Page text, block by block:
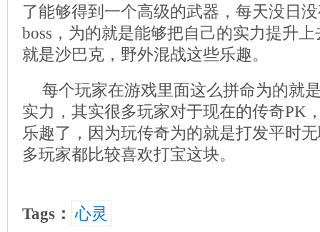
了能够得到一个高级的武器，每天没日
boss，为的就是能够把自己的实力提升
就是沙巴克，野外混战这些乐趣。
每个玩家在游戏里面这么拼命为的就
实力，其实很多玩家对于现在的传奇PK
乐趣了，因为玩传奇为的就是打发平时
多玩家都比较喜欢打宝这块。
Tags： 心灵